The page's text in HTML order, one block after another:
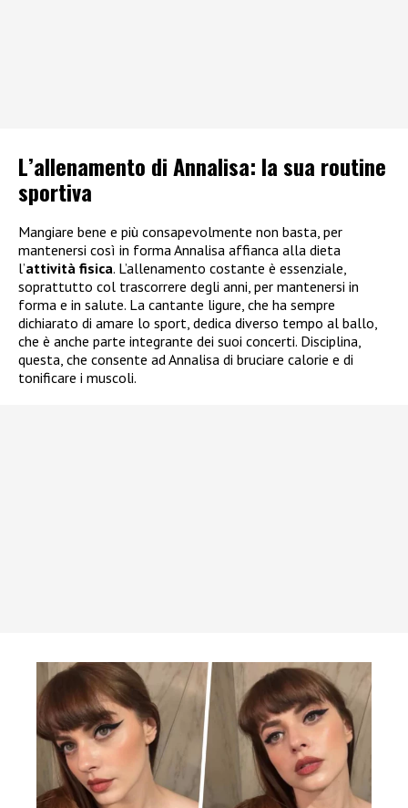
L’allenamento di Annalisa: la sua routine
sportiva
Mangiare bene e più consapevolmente non basta, per
mantenersi così in forma Annalisa affianca alla dieta
l’attività fisica. L’allenamento costante è essenziale,
soprattutto col trascorrere degli anni, per mantenersi in
forma e in salute. La cantante ligure, che ha sempre
dichiarato di amare lo sport, dedica diverso tempo al ballo,
che è anche parte integrante dei suoi concerti. Disciplina,
questa, che consente ad Annalisa di bruciare calorie e di
tonificare i muscoli.